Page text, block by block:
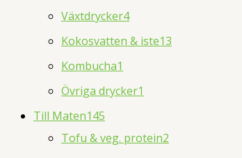
Växtdrycker4
Kokosvatten & iste13
Kombucha1
Övriga drycker1
Till Maten145
Tofu & veg. protein2